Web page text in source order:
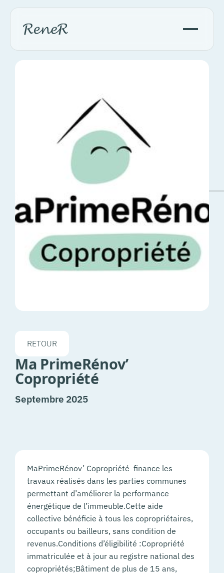
RETOUR
Ma PrimeRénov’
Copropriété
Septembre 2025
MaPrimeRénov’ Copropriété finance les
travaux réalisés dans les parties communes
permettant d’améliorer la performance
énergétique de l’immeuble. Cette aide
collective bénéficie à tous les copropriétaires,
occupants ou bailleurs, sans condition de
revenus.Conditions d’éligibilité :Copropriété
immatriculée et à jour au registre national des
copropriétés;Bâtiment de plus de 15 ans,